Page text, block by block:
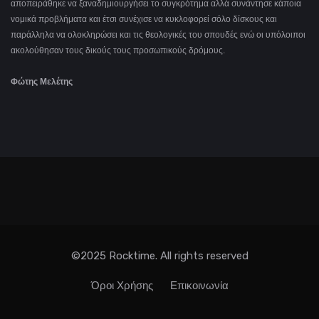
αποπειράθηκε να ξαναδημιουργήσει το συγκρότημα αλλά συνάντησε κάποια
νομικά προβλήματα και έτσι συνέχισε να κυκλοφορεί σόλο δίσκους και
παράλληλα να ολοκληρώσει και τις θεολογικές του σπουδές ενώ οι υπόλοιποι
ακολούθησαν τους δικούς τους προσωπικούς δρόμους.
Φώτης Μελέτης
©2025 Rocktime. All rights reserved
Όροι Χρήσης Επικοινωνία